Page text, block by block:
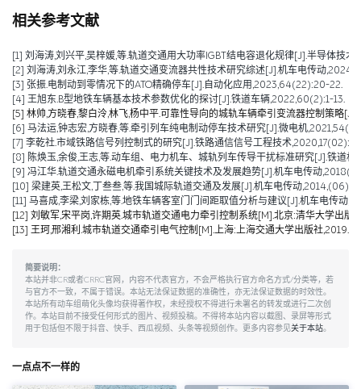
相关参考文献
[1] 刘海涛,刘兴平,吴梓媛,等.轨道交通用大功率IGBT结电容退化规律[J].半导体技
[2] 刘海涛,刘永江,李华,等.轨道交通变流器共性技术研究综述[J].机车电传动
[3] 张振.电制动到零情况下的ATO精确停车[J].自动化应用,2023,64(22):20-22.
[4] 王旭东.B型地铁车辆基本技术参数优化的探讨[J].铁道车辆,2022,60(2):1-13.
[5] 林帅,方晓春,黎白泠,林飞,杨中平.可靠性导向的城轨车辆牵引变流器控制策略
[6] 马法运,钟志宏,方晓春,等.牵引列车纯电制动停车技术研究[J].微电机
[7] 李乾社.市域铁路信号列控制式的研究[J].铁路通信信号工程技术
[8] 陈焕玉,余俊,王志,等.动车组、电力机车、城轨列车传导干扰标准研究[J].铁道
[9] 冯江华.轨道交通永磁电机牵引系统关键技术及发展趋势[J].机车电传动
[10] 梁建英,王松文,丁叁叁,等.我国城际轨道交通及发展[J].机车电传动
[11] 马喜成,李梁,刘家栋,等.地铁车辆客室门门间距取值分析与建议[J].机车电传动
[12] 刘敏军,宋平岗,许期英.城市轨道交通电力牵引控制系统[M].北京:清华大学出版
[13] 王珂,邢湘利.城市轨道交通牵引电气控制[M].上海:上海交通大学出版社,2019.
简要说明：
本站并非CR或者CRRC官网，内容不代表官方，不会严格执行官方命名方式/分类等，若
与官方不一致，不属于错误。本站无法保证数据的准确性，亦无法保证数据的时效性。
本站所有动车组萌化头像均获得著作权，未经授权不得进行未署名的转发或进行二次创
作。本站目前不接受任何形式的图片、视频投稿。不得将本站内容以截图、录屏等形式
用于包括但不限于抖音、快手、西瓜视频、头条等视频创作。更多内容参见关于本站。
一点点不一样的